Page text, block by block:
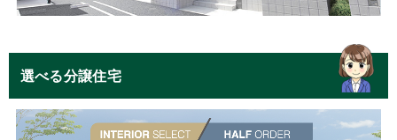
選べる分譲住宅